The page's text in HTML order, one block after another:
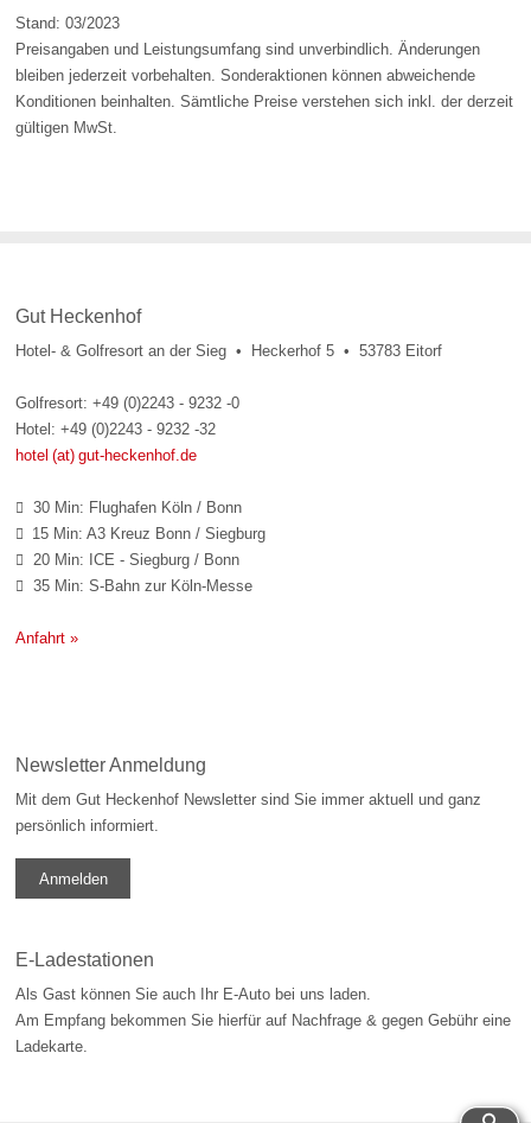
Stand: 03/2023
Preisangaben und Leistungsumfang sind unverbindlich. Änderungen
bleiben jederzeit vorbehalten. Sonderaktionen können abweichende
Konditionen beinhalten. Sämtliche Preise verstehen sich inkl. der derzeit
gültigen MwSt.
Gut Heckenhof
Hotel- & Golfresort an der Sieg • Heckerhof 5 • 53783 Eitorf
Golfresort: +49 (0)2243 - 9232 -0
Hotel: +49 (0)2243 - 9232 -32
hotel (at) gut-heckenhof.de
 30 Min: Flughafen Köln / Bonn
 15 Min: A3 Kreuz Bonn / Siegburg
 20 Min: ICE - Siegburg / Bonn
 35 Min: S-Bahn zur Köln-Messe
Anfahrt »
Newsletter Anmeldung
Mit dem Gut Heckenhof Newsletter sind Sie immer aktuell und ganz
persönlich informiert.
Anmelden
E-Ladestationen
Als Gast können Sie auch Ihr E-Auto bei uns laden.
Am Empfang bekommen Sie hierfür auf Nachfrage & gegen Gebühr eine
Ladekarte.